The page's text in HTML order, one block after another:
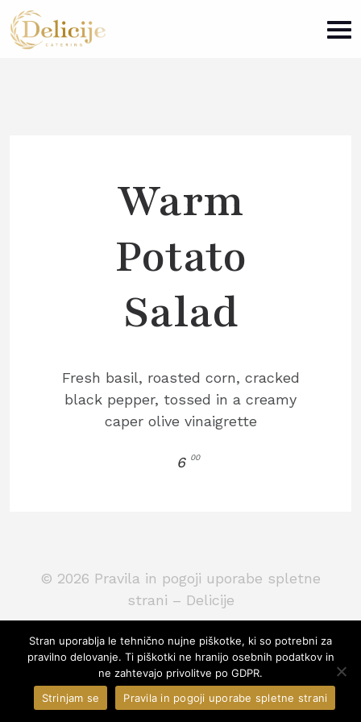
Warm
Potato
Salad
Fresh basil, roasted corn, cracked
black pepper, tossed in a creamy
caper olive vinaigrette
6 00
© 2026 Pravila in pogoji uporabe spletne
strani – Delicije
Stran uporablja le tehnično nujne piškotke, ki so potrebni za
pravilno delovanje. Ti piškotki ne hranijo osebnih podatkov in
ne zahtevajo privolitve po GDPR.
Strinjam se
Pravila in pogoji uporabe spletne strani